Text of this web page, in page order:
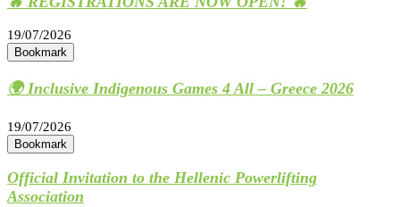
19/07/2026
Bookmark
🌍 Inclusive Indigenous Games 4 All – Greece 2026
19/07/2026
Bookmark
Official Invitation to the Hellenic Powerlifting
Association